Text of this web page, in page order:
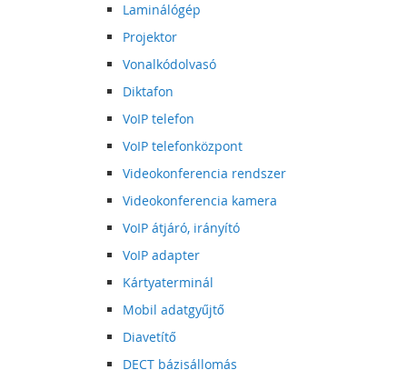
Laminálógép
Projektor
Vonalkódolvasó
Diktafon
VoIP telefon
VoIP telefonközpont
Videokonferencia rendszer
Videokonferencia kamera
VoIP átjáró, irányító
VoIP adapter
Kártyaterminál
Mobil adatgyűjtő
Diavetítő
DECT bázisállomás